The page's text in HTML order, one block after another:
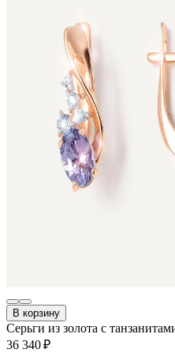
В корзину
Серьги из золота с
36 340 ₽